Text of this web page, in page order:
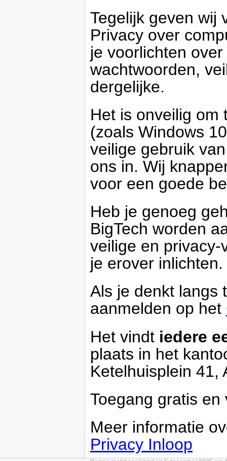
Tegelijk geven wij
Privacy over
je voorlichten
wachtwoorden,
dergelijke.
Het is onveilig om
(zoals Windows
veilige gebruik
ons in. Wij
voor een goede
Heb je genoeg
BigTech worden
veilige en privacy-
je erover inlichten.
Als je denkt langs
aanmelden op het
Het vindt iedere
plaats in het
Ketelhuisplein 41,
Toegang gratis en
Meer informatie
Privacy Inloop